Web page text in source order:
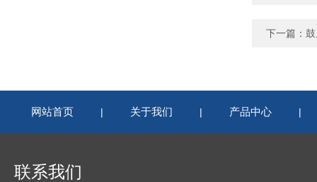
下一篇：
网站首页 | 关于我们 | 产品中心 |
联系我们